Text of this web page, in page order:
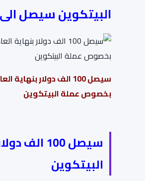
البيتكوين سيصل الى 100 الف دولار قريباً حسب المحلليلن
بخصوص عملة البيتكوين
البيتكوين